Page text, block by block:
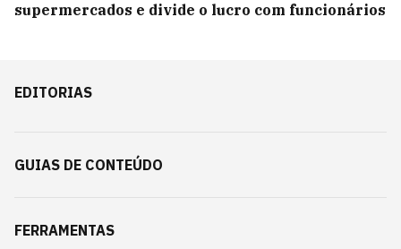
supermercados e divide o lucro com funcionários
EDITORIAS
GUIAS DE CONTEÚDO
FERRAMENTAS